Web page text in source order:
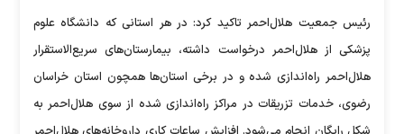
رئیس جمعیت هلال‌احمر تاکید کرد: در هر استانی که دانشگاه علوم
پزشکی از هلال‌احمر درخواست داشته، بیمارستان‌های سریع‌الاستقرار
هلال‌احمر راه‌اندازی شده و در برخی استان‌ها همچون استان خراسان
رضوی، خدمات تزریقات در مراکز راه‌اندازی شده از سوی هلال‌احمر به